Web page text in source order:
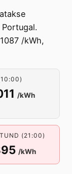
/kWh,
/kWh
(21:00)
/kWh